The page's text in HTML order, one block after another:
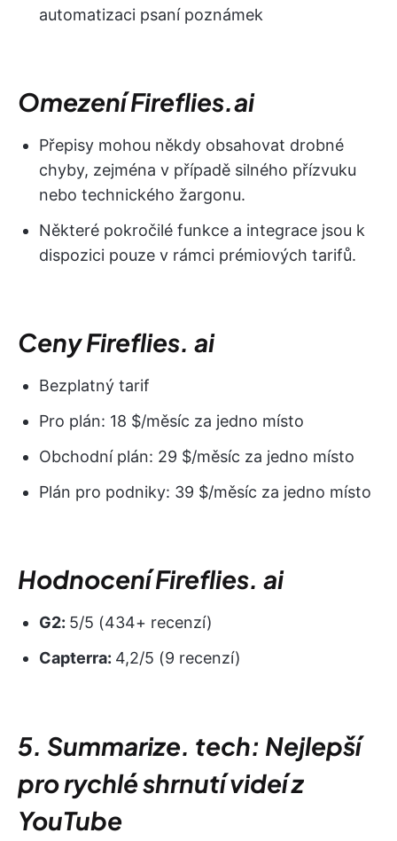
automatizaci psaní poznámek
Omezení Fireflies.ai
Přepisy mohou někdy obsahovat drobné
chyby, zejména v případě silného přízvuku
nebo technického žargonu.
Některé pokročilé funkce a integrace jsou k
dispozici pouze v rámci prémiových tarifů.
Ceny Fireflies. ai
Bezplatný tarif
Pro plán: 18 $/měsíc za jedno místo
Obchodní plán: 29 $/měsíc za jedno místo
Plán pro podniky: 39 $/měsíc za jedno místo
Hodnocení Fireflies. ai
G2: 5/5 (434+ recenzí)
Capterra: 4,2/5 (9 recenzí)
5. Summarize. tech: Nejlepší
pro rychlé shrnutí videí z
YouTube